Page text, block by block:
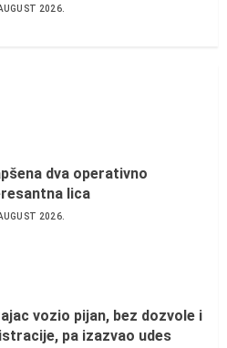
2026.
dva operativno
lica
2026.
vozio pijan, bez dozvole i
pa izazvao udes